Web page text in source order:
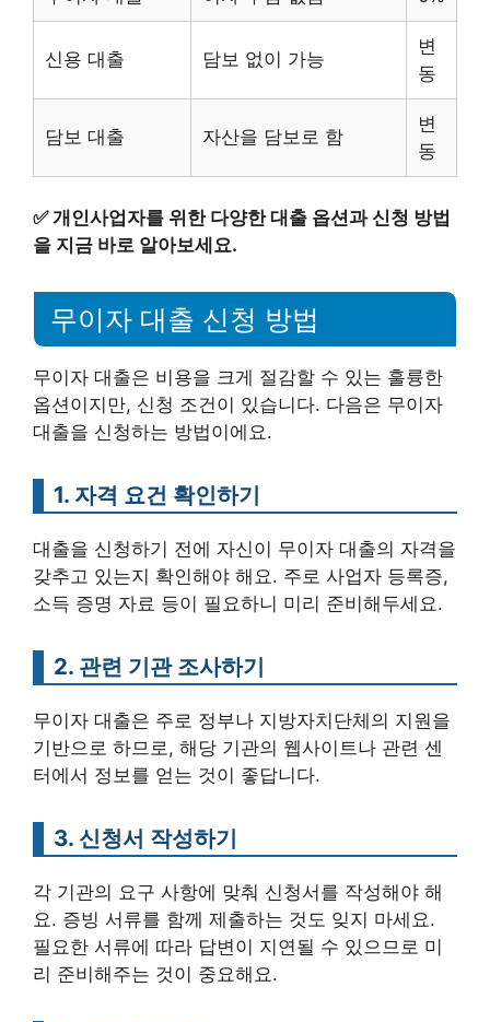
신용 대출 담보 없이 가능
변
동
담보 대출 자산을 담보로 함
변
동
✅개인사업자를 위한 다양한 대출 옵션과 신청 방법
을 지금 바로 알아보세요.
무이자 대출 신청 방법
무이자 대출은 비용을 크게 절감할 수 있는 훌륭한
옵션이지만, 신청 조건이 있습니다. 다음은 무이자
대출을 신청하는 방법이에요.
1. 자격 요건 확인하기
대출을 신청하기 전에 자신이 무이자 대출의 자격을
갖추고 있는지 확인해야 해요. 주로 사업자 등록증,
소득 증명 자료 등이 필요하니 미리 준비해두세요.
2. 관련 기관 조사하기
무이자 대출은 주로 정부나 지방자치단체의 지원을
기반으로 하므로, 해당 기관의 웹사이트나 관련 센
터에서 정보를 얻는 것이 좋답니다.
3. 신청서 작성하기
각 기관의 요구 사항에 맞춰 신청서를 작성해야 해
요. 증빙 서류를 함께 제출하는 것도 잊지 마세요.
필요한 서류에 따라 답변이 지연될 수 있으므로 미
리 준비해주는 것이 중요해요.